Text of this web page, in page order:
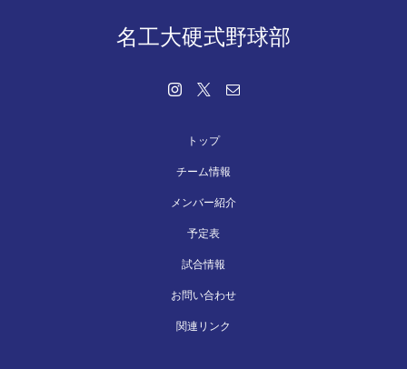
名工大硬式野球部
トップ
チーム情報
メンバー紹介
予定表
試合情報
お問い合わせ
関連リンク